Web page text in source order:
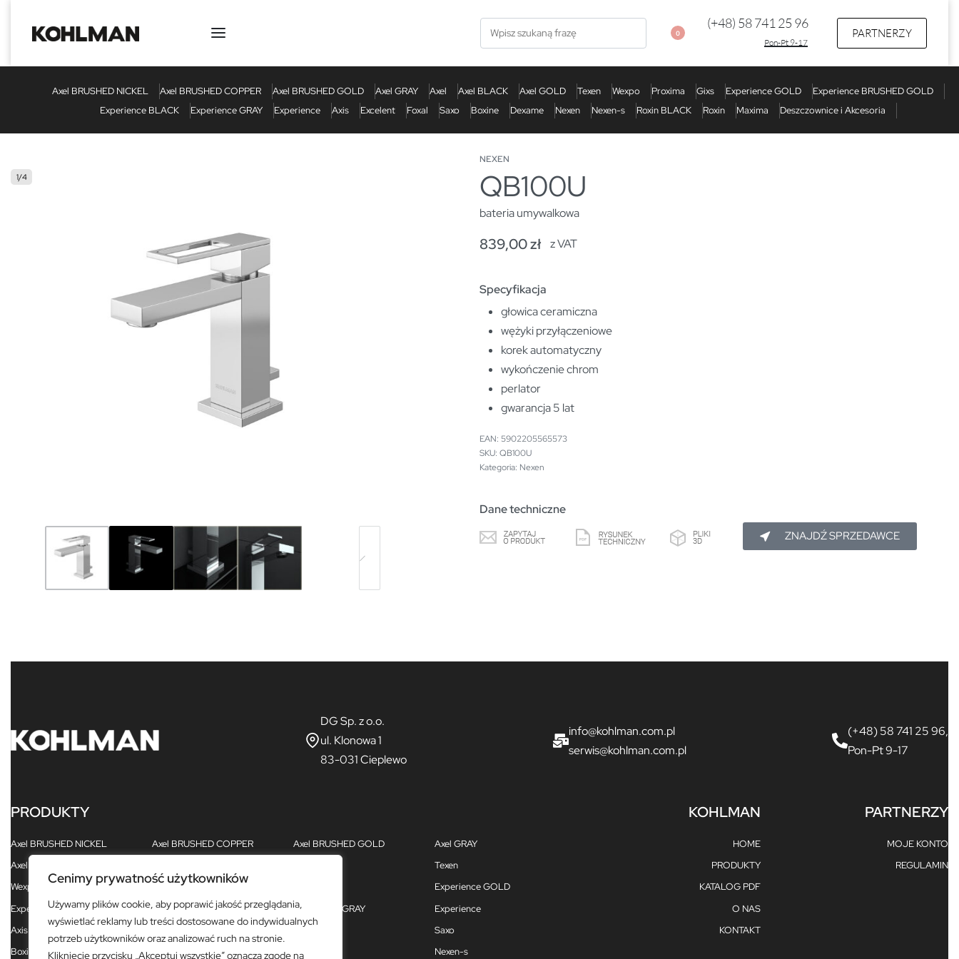
Cenimy prywatność użytkowników
Używamy plików cookie, aby poprawić jakość przeglądania,
wyświetlać reklamy lub treści dostosowane do indywidualnych
potrzeb użytkowników oraz analizować ruch na stronie.
Kliknięcie przycisku „Akceptuj wszystkie” oznacza zgodę na
0
(+48) 58 741 25 96
Pon-Pt 9-17
PARTNERZY
Axel BRUSHED NICKEL Axel BRUSHED COPPER Axel BRUSHED GOLD Axel GRAY Axel Axel BLACK Axel GOLD Texen Wexpo Proxima Gixs Experience GOLD
Experience BRUSHED GOLD
Experience BLACK
Experience GRAY Experience Axis Excelent Foxal Saxo Boxine Dexame Nexen Nexen-s Roxin BLACK Roxin Maxima Deszczownice i Akcesoria
1/4
NEXEN
QB100U
bateria umywalkowa
839,00zł z VAT
Specyfikacja
głowica ceramiczna
wężyki przyłączeniowe
korek automatyczny
wykończenie chrom
perlator
gwarancja 5 lat
EAN: 5902205565573
QB100U
Kategoria: Nexen
Dane techniczne
ZNAJDŹ SPRZEDAWCE
DG Sp. z o.o.
ul. Klonowa 1
83-031 Cieplewo
info@kohlman.com.pl
serwis@kohlman.com.pl
(+48) 58 741 25 96,
Pon-Pt 9-17
PRODUKTY
Axel BRUSHED NICKEL Axel BRUSHED COPPER Axel BRUSHED GOLD
Axel GRAY
Axel
Texen
Wexpo
Proxima
Experience GOLD
Experience BRUSHED GOLD
Experience BLACK Experience GRAY
Experience
Axis
Foxal
Saxo
Boxine
Dexame Nexen Nexen-s
KOHLMAN
HOME
PRODUKTY
KATALOG PDF
O NAS
KONTAKT
PARTNERZY
MOJE KONTO
REGULAMIN